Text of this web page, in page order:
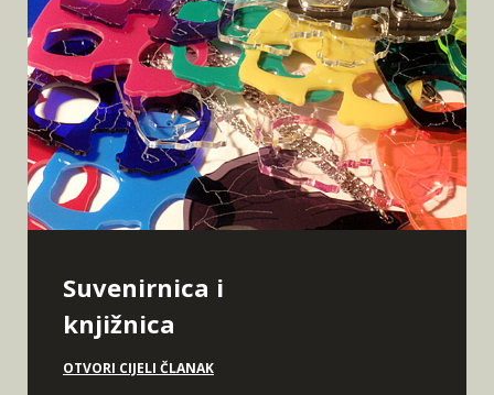
Suvenirnica i
knjižnica
OTVORI CIJELI ČLANAK